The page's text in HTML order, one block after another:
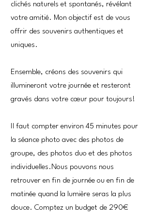
clichés naturels et spontanés, révélant
votre amitié. Mon objectif est de vous
offrir des souvenirs authentiques et
uniques.
Ensemble, créons des souvenirs qui
illumineront votre journée et resteront
gravés dans votre cœur pour toujours!
Il faut compter environ 45 minutes pour
la séance photo avec des photos de
groupe, des photos duo et des photos
individuelles.Nous pouvons nous
retrouver en fin de journée ou en fin de
matinée quand la lumière seras la plus
douce. Comptez un budget de 290€